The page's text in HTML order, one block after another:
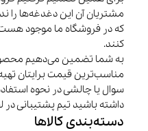
مشتریان آن این دغدغه‌ها را
که در فروشگاه ما موجود هست
کنند.
به شما تضمین می‌دهیم
مناسب‌ترین قیمت برایتان
سوال یا چالشی در نحوه
داشته باشید تیم پشتیبانی
دسته‌بندی کالاها